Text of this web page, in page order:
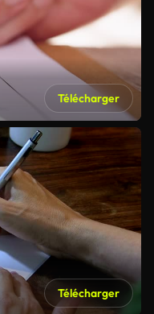
Télécharger
Télécharger